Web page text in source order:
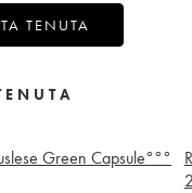
TENUTA
Green Capsule°°°